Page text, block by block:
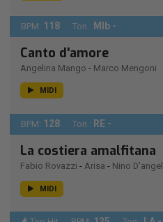
BPM: 118 Ton.: MIb -
Canto d'amore
Angelina Mango - Marco Mengoni
MIDI
BPM: 128 Ton.: RE -
La costiera amalfitana
Fabio Rovazzi - Arisa - Nino
MIDI